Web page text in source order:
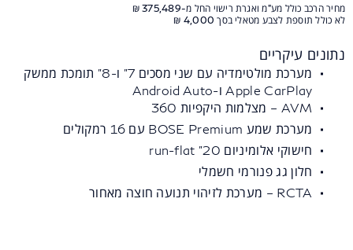
מחיר הרכב כולל מע"מ ואגרת רישוי החל מ-375,489 ₪
לא כולל תוספת לצבע מטאלי בסך 4,000 ₪
נתונים עיקריים
מערכת מולטימדיה עם שני מסכים 7" ו-8" תומכת ממשק
Apple CarPlay ו-Android Auto
AVM – מצלמות היקפיות 360
מערכת שמע BOSE Premium עם 16 רמקולים
חישוקי אלומיניום 20" run-flat
חלון גג פנורמי חשמלי
RCTA – מערכת לזיהוי תנועה חוצה מאחור